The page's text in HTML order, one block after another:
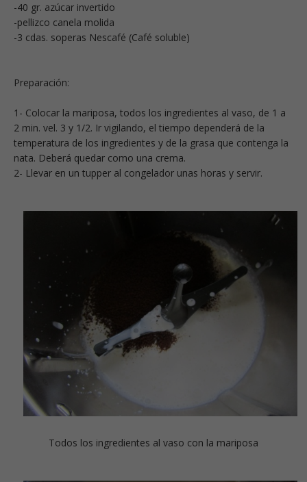
-40 gr. azúcar invertido
-pellizco canela molida
-3 cdas. soperas Nescafé (Café soluble)
Preparación:
1- Colocar la mariposa, todos los ingredientes al vaso, de 1 a
2 min. vel. 3 y 1/2. Ir vigilando, el tiempo dependerá de la
temperatura de los ingredientes y de la grasa que contenga la
nata. Deberá quedar como una crema.
2- Llevar en un tupper al congelador unas horas y servir.
Todos los ingredientes al vaso con la mariposa